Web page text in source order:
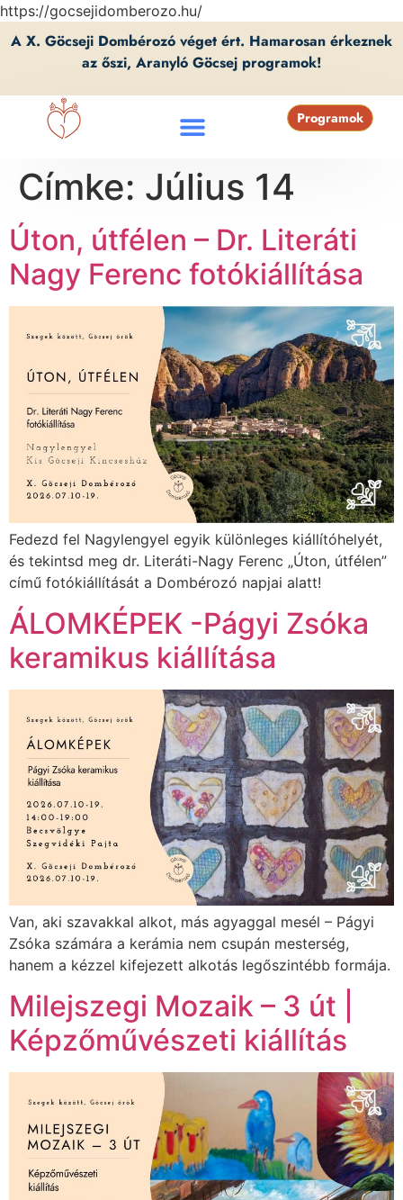
https://gocsejidomberozo.hu/
A X. Göcseji Dombérozó véget ért. Hamarosan érkeznek
az őszi, Aranyló Göcsej programok!
Programok
Címke: Július 14
Úton, útfélen – Dr. Literáti
Nagy Ferenc fotókiállítása
Fedezd fel Nagylengyel egyik különleges kiállítóhelyét,
és tekintsd meg dr. Literáti-Nagy Ferenc „Úton, útfélen”
című fotókiállítását a Dombérozó napjai alatt!
ÁLOMKÉPEK -Págyi Zsóka
keramikus kiállítása
Van, aki szavakkal alkot, más agyaggal mesél – Págyi
Zsóka számára a kerámia nem csupán mesterség,
hanem a kézzel kifejezett alkotás legőszintébb formája.
Milejszegi Mozaik – 3 út |
Képzőművészeti kiállítás